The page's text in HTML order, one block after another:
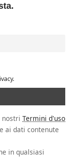
nostri Termini d'uso
ai dati contenute
in qualsiasi